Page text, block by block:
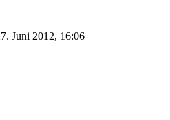
Juni 2012, 16:06